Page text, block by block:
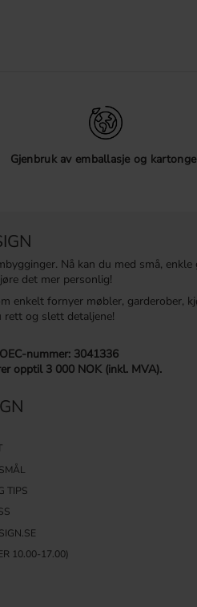
Gjenbruk av emballasje og
Nå kan du med små, enkle
det mer personlig!
enkelt fornyer møbler, garderober,
rett og slett detaljene!
nummer: 3041336
opptil 3 000 NOK (inkl. MVA).
TIPS
10.00-17.00)